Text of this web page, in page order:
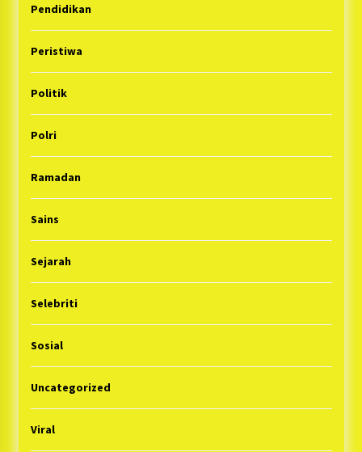
Pendidikan
Peristiwa
Politik
Polri
Ramadan
Sains
Sejarah
Selebriti
Sosial
Uncategorized
Viral